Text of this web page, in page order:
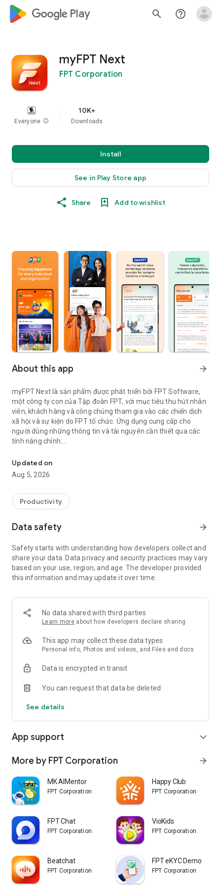
google_logo Play search help_outline
myFPT Next
FPT Corporation
Everyone info
10K+
Downloads
Install
See in Play Store app
Share Add to wishlist
About this app arrow_forward
myFPT Next là sản phẩm được phát triển bởi FPT Software,
một công ty con của Tập đoàn FPT, với mục tiêu thu hút nhân
viên, khách hàng và công chúng tham gia vào các chiến dịch
xã hội và sự kiện do FPT tổ chức. Ứng dụng cung cấp cho
người dùng những thông tin và tài nguyên cần thiết qua các
tính năng chính:
hướng.
* Sự kiện: Khám phá các sự kiện sắp diễn ra do FPT tổ chức và
không bỏ lỡ cơ hội kết nối.
* Cài đặt: Tùy chỉnh trải nghiệm ứng dụng, bao gồm thay đổi
ngôn ngữ.
thông tin quan trọng trong cộng đồng FPT. Tải ngay để trải
Updated on
Aug 5, 2026
Productivity
Data safety arrow_forward
Safety starts with understanding how developers collect and
share your data. Data privacy and security practices may vary
based on your use, region, and age. The developer provided
this information and may update it over time.
No data shared with third parties
Learn more about how developers declare sharing
This app may collect these data types
Personal info, Photos and videos, and Files and docs
Data is encrypted in transit
You can request that data be deleted
See details
App support expand_more
More by FPT Corporation arrow_forward
MK AIMentor
FPT Corporation
Happy Club
FPT Corporation
FPT Chat
FPT Corporation
VioKids
FPT Corporation
Beatchat
FPT Corporation
FPT eKYC Demo
FPT Corporation